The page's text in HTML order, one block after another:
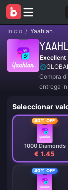
Inicio / Yaahlan
Excellent
Compra
entrega
Seleccionar
40% OFF
1000 Diamonds
€ 1.45
40% OFF